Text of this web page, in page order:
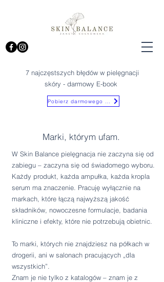
7 najczęstszych błędów w pielęgnacji
skóry - darmowy E-book
Marki, którym ufam.
W Skin Balance pielęgnacja nie zaczyna się od
zabiegu – zaczyna się od świadomego wyboru.
Każdy produkt, każda ampułka, każda kropla
serum ma znaczenie. Pracuję wyłącznie na
markach, które łączą najwyższą jakość
składników, nowoczesne formulacje, badania
kliniczne i efekty, które nie potrzebują obietnic.
To marki, których nie znajdziesz na półkach w
drogerii, ani w salonach pracujących „dla
wszystkich”.
Znam je nie tylko z katalogów – znam je z